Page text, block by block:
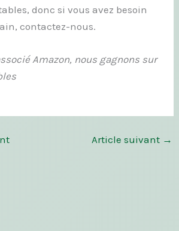
donc si vous avez besoin
contactez-nous.
Amazon, nous gagnons sur
Article suivant →